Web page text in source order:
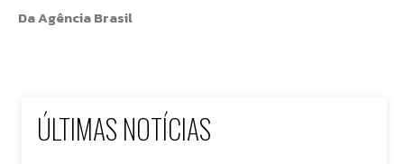
Da Agência Brasil
ÚLTIMAS NOTÍCIAS